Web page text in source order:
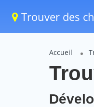
Trouver des
Accueil